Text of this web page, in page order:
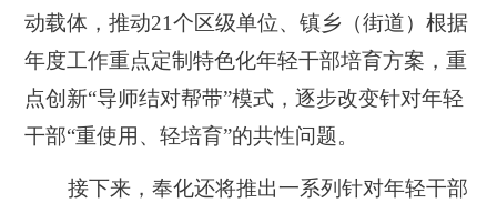
动载体，推动21个区级单位、镇乡（街道）根据
年度工作重点定制特色化年轻干部培育方案，重
点创新“导师结对帮带”模式，逐步改变针对年轻
干部“重使用、轻培育”的共性问题。
接下来，奉化还将推出一系列针对年轻干部